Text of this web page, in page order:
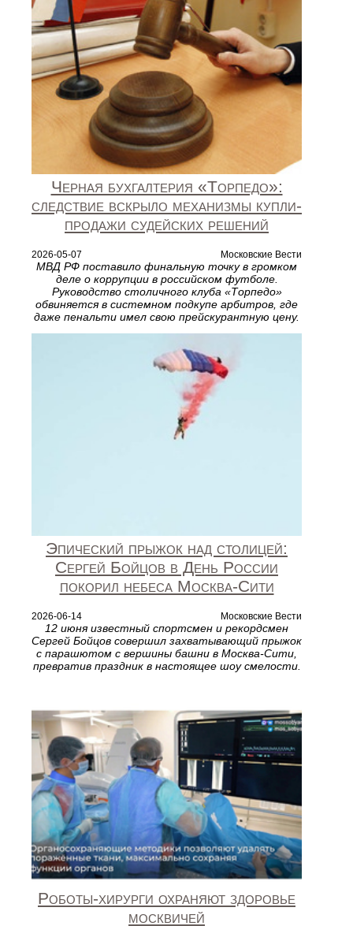
Черная бухгалтерия «Торпедо»:
следствие вскрыло механизмы купли-
продажи судейских решений
2026-05-07 Московские Вести
МВД РФ поставило финальную точку в громком
деле о коррупции в российском футболе.
Руководство столичного клуба «Торпедо»
обвиняется в системном подкупе арбитров, где
даже пенальти имел свою прейскурантную цену.
Эпический прыжок над столицей:
Сергей Бойцов в День России
покорил небеса Москва‑Сити
2026-06-14 Московские Вести
12 июня известный спортсмен и рекордсмен
Сергей Бойцов совершил захватывающий прыжок
с парашютом с вершины башни в Москва‑Сити,
превратив праздник в настоящее шоу смелости.
Роботы‑хирурги охраняют здоровье
москвичей